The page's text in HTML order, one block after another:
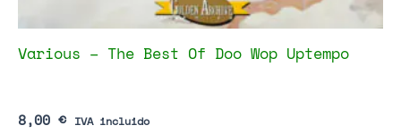
Various – The Best Of Doo Wop Uptempo
8,00 € IVA incluido